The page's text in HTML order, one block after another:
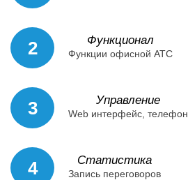
2 Функционал
Функции офисной АТС
3 Управление
Web интерфейс, телефон
4 Статистика
Запись переговоров